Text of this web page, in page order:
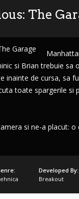
The
si Brian trebuie sa
inainte de cursa, sa
toate spargerile si
si ne-a placut:
Developed By:
Breakout